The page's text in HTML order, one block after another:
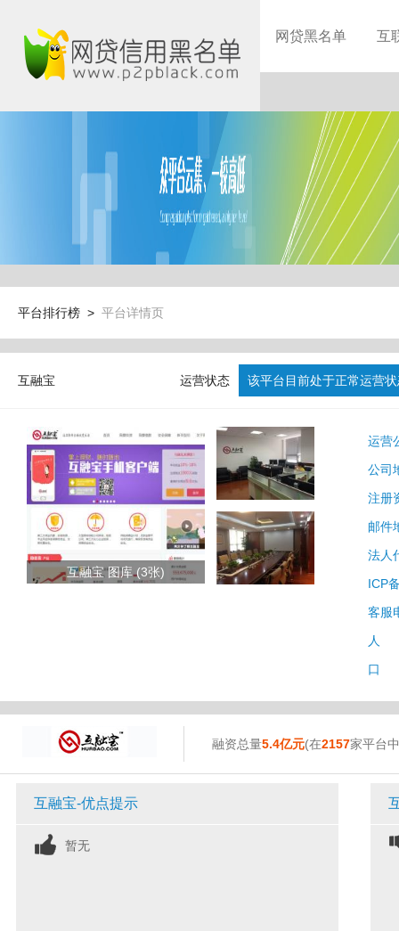
网贷黑名单 互
平台排行榜 > 平台详情页
互融宝 运营状态 该平台目前处于正常运营
互融宝 图库 (3张)
运营
公司
注册
邮件
法人
ICP
客服
人
口
融资总量5.4亿元(在2157家平台
互融宝-优点提示
暂无